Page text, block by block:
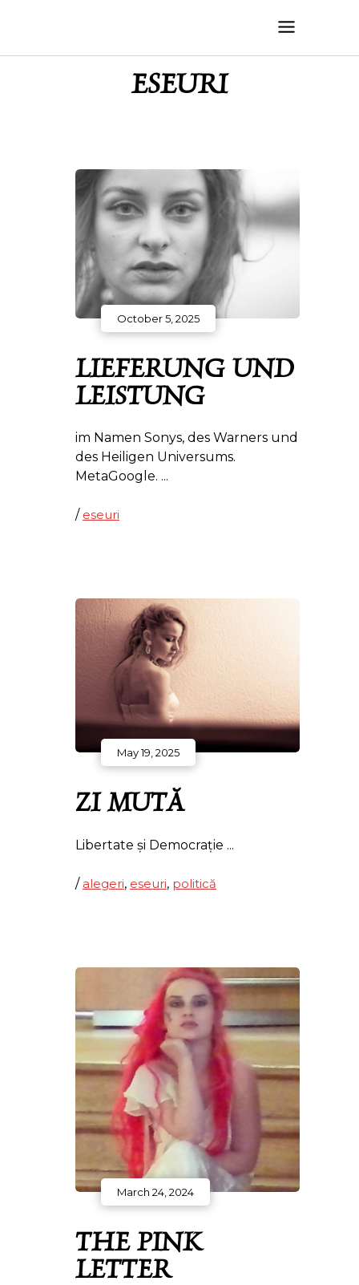
ESEURI
October 5, 2025
LIEFERUNG UND
LEISTUNG
im Namen Sonys, des Warners und
des Heiligen Universums.
MetaGoogle.
/ eseuri
May 19, 2025
ZI MUTĂ
Libertate și Democrație
/ alegeri, eseuri, politică
March 24, 2024
THE PINK
LETTER